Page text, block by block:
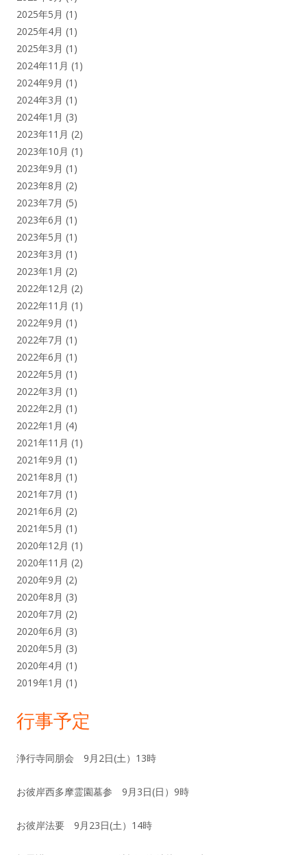
2025年5月 (1)
2025年4月 (1)
2025年3月 (1)
2024年11月 (1)
2024年9月 (1)
2024年3月 (1)
2024年1月 (3)
2023年11月 (2)
2023年10月 (1)
2023年9月 (1)
2023年8月 (2)
2023年7月 (5)
2023年6月 (1)
2023年5月 (1)
2023年3月 (1)
2023年1月 (2)
2022年12月 (2)
2022年11月 (1)
2022年9月 (1)
2022年7月 (1)
2022年6月 (1)
2022年5月 (1)
2022年3月 (1)
2022年2月 (1)
2022年1月 (4)
2021年11月 (1)
2021年9月 (1)
2021年8月 (1)
2021年7月 (1)
2021年6月 (2)
2021年5月 (1)
2020年12月 (1)
2020年11月 (2)
2020年9月 (2)
2020年8月 (3)
2020年7月 (2)
2020年6月 (3)
2020年5月 (3)
2020年4月 (1)
2019年1月 (1)
行事予定
浄行寺同朋会 9月2日(土）13時
お彼岸西多摩霊園墓参 9月3日(日）9時
お彼岸法要 9月23日(土）14時